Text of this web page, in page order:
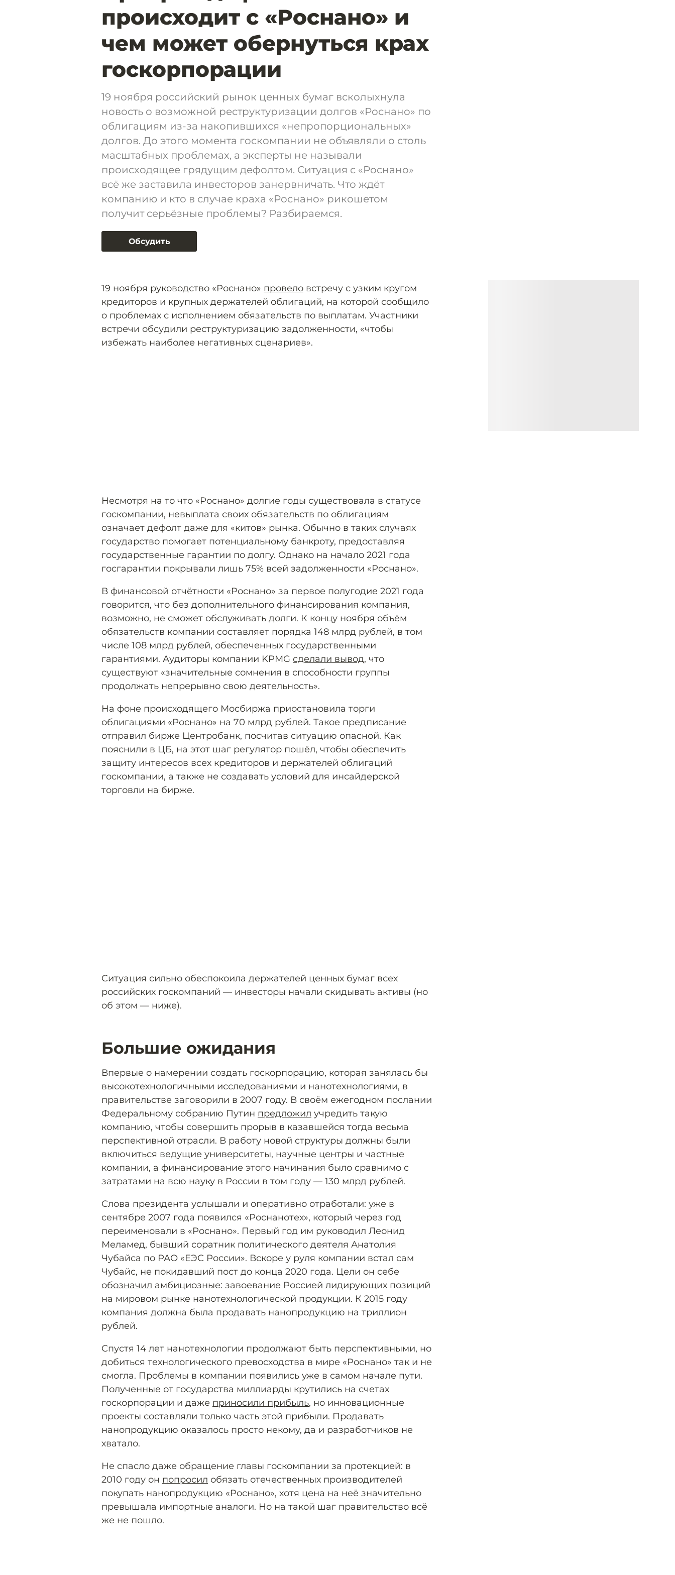
происходит с «Роснано» и
чем может обернуться крах
госкорпорации
19 ноября российский рынок ценных бумаг всколыхнула
новость о возможной реструктуризации долгов «Роснано» по
облигациям из-за накопившихся «непропорциональных»
долгов. До этого момента госкомпании не объявляли о столь
масштабных проблемах, а эксперты не называли
происходящее грядущим дефолтом. Ситуация с «Роснано»
всё же заставила инвесторов занервничать. Что ждёт
компанию и кто в случае краха «Роснано» рикошетом
получит серьёзные проблемы? Разбираемся.
Обсудить
19 ноября руководство «Роснано» провело встречу с узким кругом
кредиторов и крупных держателей облигаций, на которой сообщило
о проблемах с исполнением обязательств по выплатам. Участники
встречи обсудили реструктуризацию задолженности, «чтобы
избежать наиболее негативных сценариев».
Несмотря на то что «Роснано» долгие годы существовала в статусе
госкомпании, невыплата своих обязательств по облигациям
означает дефолт даже для «китов» рынка. Обычно в таких случаях
государство помогает потенциальному банкроту, предоставляя
государственные гарантии по долгу. Однако на начало 2021 года
госгарантии покрывали лишь 75% всей задолженности «Роснано».
В финансовой отчётности «Роснано» за первое полугодие 2021 года
говорится, что без дополнительного финансирования компания,
возможно, не сможет обслуживать долги. К концу ноября объём
обязательств компании составляет порядка 148 млрд рублей, в том
числе 108 млрд рублей, обеспеченных государственными
гарантиями. Аудиторы компании KPMG сделали вывод, что
существуют «значительные сомнения в способности группы
продолжать непрерывно свою деятельность».
На фоне происходящего Мосбиржа приостановила торги
облигациями «Роснано» на 70 млрд рублей. Такое предписание
отправил бирже Центробанк, посчитав ситуацию опасной. Как
пояснили в ЦБ, на этот шаг регулятор пошёл, чтобы обеспечить
защиту интересов всех кредиторов и держателей облигаций
госкомпании, а также не создавать условий для инсайдерской
торговли на бирже.
Ситуация сильно обеспокоила держателей ценных бумаг всех
российских госкомпаний — инвесторы начали скидывать активы (но
об этом — ниже).
Большие ожидания
Впервые о намерении создать госкорпорацию, которая занялась бы
высокотехнологичными исследованиями и нанотехнологиями, в
правительстве заговорили в 2007 году. В своём ежегодном послании
Федеральному собранию Путин предложил учредить такую
компанию, чтобы совершить прорыв в казавшейся тогда весьма
перспективной отрасли. В работу новой структуры должны были
включиться ведущие университеты, научные центры и частные
компании, а финансирование этого начинания было сравнимо с
затратами на всю науку в России в том году — 130 млрд рублей.
Слова президента услышали и оперативно отработали: уже в
сентябре 2007 года появился «Роснанотех», который через год
переименовали в «Роснано». Первый год им руководил Леонид
Меламед, бывший соратник политического деятеля Анатолия
Чубайса по РАО «ЕЭС России». Вскоре у руля компании встал сам
Чубайс, не покидавший пост до конца 2020 года. Цели он себе
обозначил амбициозные: завоевание Россией лидирующих позиций
на мировом рынке нанотехнологической продукции. К 2015 году
компания должна была продавать нанопродукцию на триллион
рублей.
Спустя 14 лет нанотехнологии продолжают быть перспективными, но
добиться технологического превосходства в мире «Роснано» так и не
смогла. Проблемы в компании появились уже в самом начале пути.
Полученные от государства миллиарды крутились на счетах
госкорпорации и даже приносили прибыль, но инновационные
проекты составляли только часть этой прибыли. Продавать
нанопродукцию оказалось просто некому, да и разработчиков не
хватало.
Не спасло даже обращение главы госкомпании за протекцией: в
2010 году он попросил обязать отечественных производителей
покупать нанопродукцию «Роснано», хотя цена на неё значительно
превышала импортные аналоги. Но на такой шаг правительство всё
же не пошло.